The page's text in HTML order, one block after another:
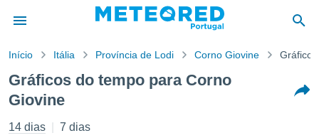
da
por
Início Itália Província de Lodi Corno Giovine
Gráficos do tempo para Corno
Giovine
14 dias 7 dias